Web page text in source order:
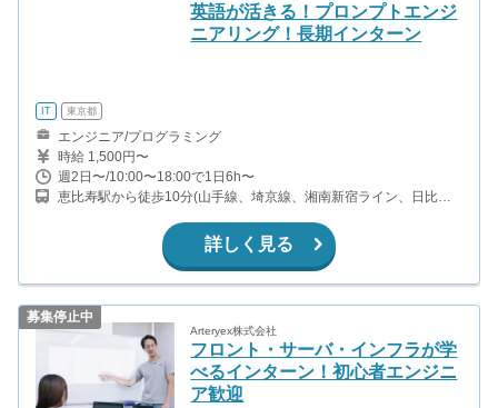
英語が活きる！プロンプトエンジ
ニアリング！長期インターン
IT 東京都
エンジニア/プログラミング
時給 1,500円〜
週2日〜/10:00〜18:00で1日6h〜
恵比寿駅から徒歩10分(山手線、埼京線、湘南新宿ライン、日比谷
詳しく見る
募集停止中
Arteryex株式会社
フロント・サーバ・インフラが学
べるインターン！初心者エンジニ
ア歓迎